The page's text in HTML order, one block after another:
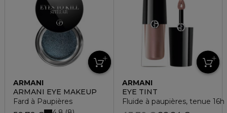
ARMANI
ARMANI EYE MAKEUP
Fard à Paupières
ARMANI
EYE TINT
Fluide à paupières, tenue 16h